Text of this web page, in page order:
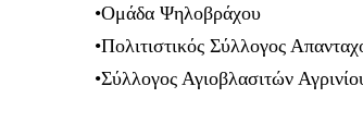
•Ομάδα Ψηλοβράχου
•Πολιτιστικός Σύλλογος
•Σύλλογος Αγιοβλασιτών